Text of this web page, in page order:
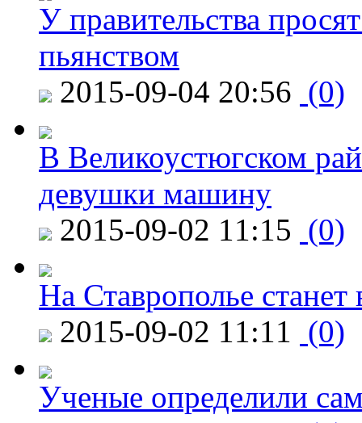
У правительства
пьянством
2015-09-04 20:56 (0)
В Великоустюгском
девушки машину
2015-09-02 11:15 (0)
На Ставрополье
2015-09-02 11:11 (0)
Ученые определили